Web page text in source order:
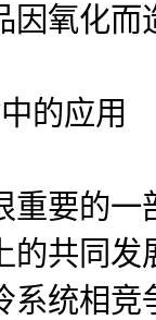
因氧化
的应用
重要的
的共同
系统相